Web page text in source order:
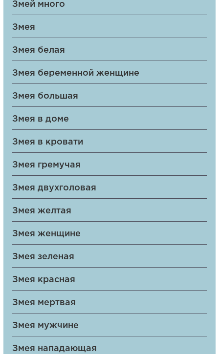
Змей много
Змея
Змея белая
Змея беременной женщине
Змея большая
Змея в доме
Змея в кровати
Змея гремучая
Змея двухголовая
Змея желтая
Змея женщине
Змея зеленая
Змея красная
Змея мертвая
Змея мужчине
Змея нападающая